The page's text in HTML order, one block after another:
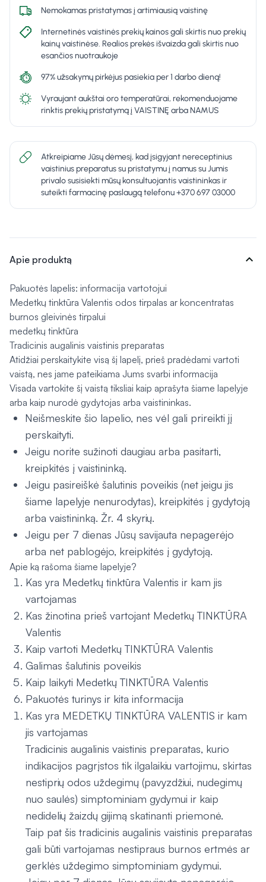
Atkreipiame Jūsų dėmesį, kad įsigyjant nereceptinius
vaistinius preparatus su pristatymu į namus su Jumis
privalo susisiekti mūsų konsultuojantis vaistininkas ir
suteikti farmacinę paslaugą telefonu +370 697 03000
Nemokamas pristatymas į artimiausią vaistinę
Internetinės vaistinės prekių kainos gali skirtis nuo prekių
kainų vaistinėse. Realios prekės išvaizda gali skirtis nuo
esančios nuotraukoje
97% užsakymų pirkėjus pasiekia per 1 darbo dieną!
Vyraujant aukštai oro temperatūrai, rekomenduojame
rinktis prekių pristatymą į VAISTINĘ arba NAMUS
Apie produktą expand_more
Pakuotės lapelis: informacija vartotojui
Medetkų tinktūra Valentis odos tirpalas ar koncentratas
burnos gleivinės tirpalui
medetkų tinktūra
Tradicinis augalinis vaistinis preparatas
Atidžiai perskaitykite visą šį lapelį, prieš pradėdami vartoti
vaistą, nes jame pateikiama Jums svarbi informacija
Visada vartokite šį vaistą tiksliai kaip aprašyta šiame lapelyje
arba kaip nurodė gydytojas arba vaistininkas.
Neišmeskite šio lapelio, nes vėl gali prireikti jį
perskaityti.
Jeigu norite sužinoti daugiau arba pasitarti,
kreipkitės į vaistininką.
Jeigu pasireiškė šalutinis poveikis (net jeigu jis
šiame lapelyje nenurodytas), kreipkitės į gydytoją
arba vaistininką. Žr. 4 skyrių.
Jeigu per 7 dienas Jūsų savijauta nepagerėjo
arba net pablogėjo, kreipkitės į gydytoją.
Apie ką rašoma šiame lapelyje?
Kas yra Medetkų tinktūra Valentis ir kam jis
vartojamas
Kas žinotina prieš vartojant Medetkų TINKTŪRA
Valentis
Kaip vartoti Medetkų TINKTŪRA Valentis
Galimas šalutinis poveikis
Kaip laikyti Medetkų TINKTŪRA Valentis
Pakuotės turinys ir kita informacija
Kas yra MEDETKŲ TINKTŪRA VALENTIS ir kam
jis vartojamas
Tradicinis augalinis vaistinis preparatas, kurio
indikacijos pagrįstos tik ilgalaikiu vartojimu, skirtas
nestiprių odos uždegimų (pavyzdžiui, nudegimų
nuo saulės) simptominiam gydymui ir kaip
nedidelių žaizdų gijimą skatinanti priemonė.
Taip pat šis tradicinis augalinis vaistinis preparatas
gali būti vartojamas nestipraus burnos ertmės ar
gerklės uždegimo simptominiam gydymui.